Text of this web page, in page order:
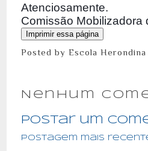
Atenciosamente.
Comissão Mobilizadora
Posted byEscola Herondina
Nenhum
Postar um
Postagem mais